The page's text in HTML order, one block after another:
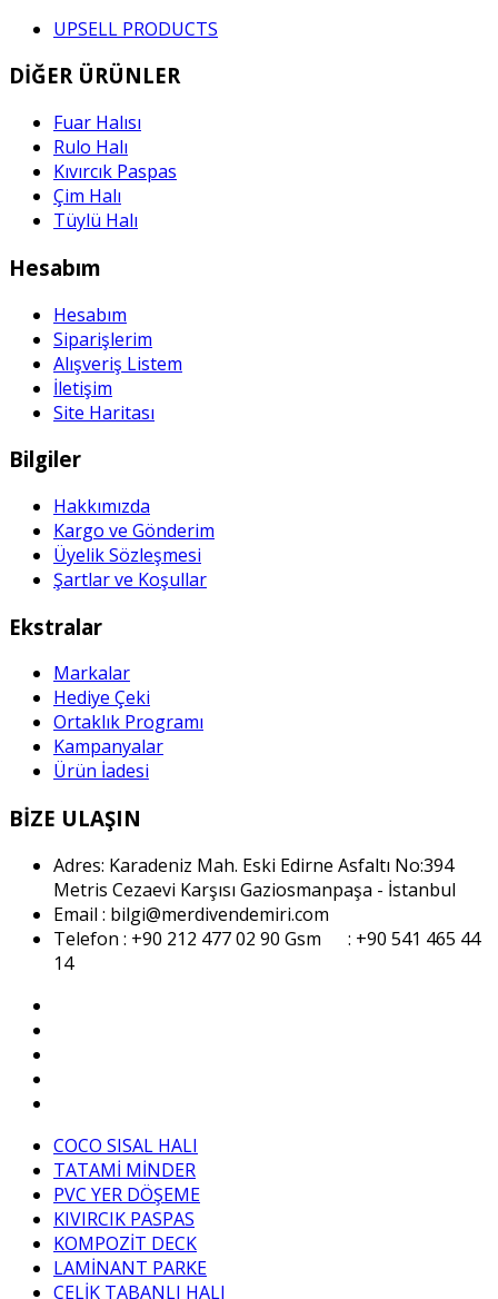
UPSELL PRODUCTS
DİĞER ÜRÜNLER
Fuar Halısı
Rulo Halı
Kıvırcık Paspas
Çim Halı
Tüylü Halı
Hesabım
Hesabım
Siparişlerim
Alışveriş Listem
İletişim
Site Haritası
Bilgiler
Hakkımızda
Kargo ve Gönderim
Üyelik Sözleşmesi
Şartlar ve Koşullar
Ekstralar
Markalar
Hediye Çeki
Ortaklık Programı
Kampanyalar
Ürün İadesi
BİZE ULAŞIN
Adres: Karadeniz Mah. Eski Edirne Asfaltı No:394
Metris Cezaevi Karşısı Gaziosmanpaşa - İstanbul
Email : bilgi@merdivendemiri.com
Telefon : +90 212 477 02 90 Gsm : +90 541 465 44
14
COCO SISAL HALI
TATAMİ MİNDER
PVC YER DÖŞEME
KIVIRCIK PASPAS
KOMPOZİT DECK
LAMİNANT PARKE
ÇELİK TABANLI HALI